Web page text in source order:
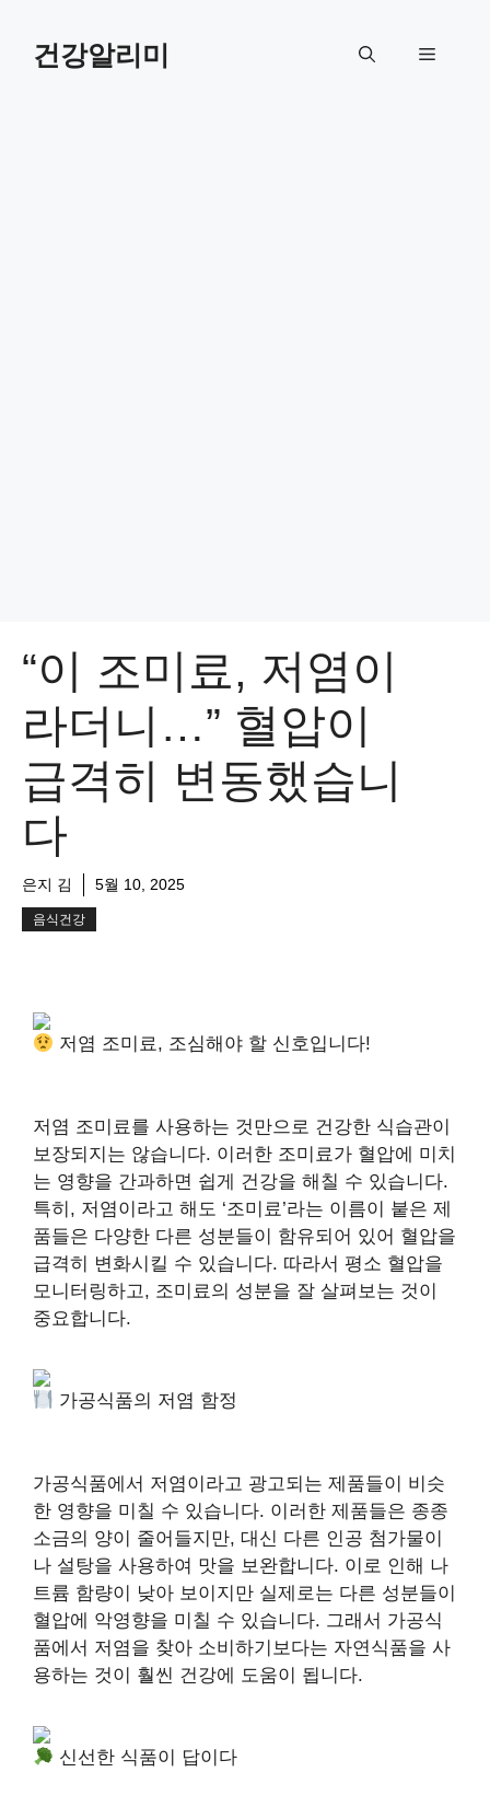
건강알리미 메
“이 조미료, 저염이
라더니…” 혈압이
급격히 변동했습니
다
은지 김 5월 10, 2025
음식건강
저염 조미료, 조심해야 할 신호입니다!
저염 조미료를 사용하는 것만으로 건강한 식습관이
보장되지는 않습니다. 이러한 조미료가 혈압에 미치
는 영향을 간과하면 쉽게 건강을 해칠 수 있습니다.
특히, 저염이라고 해도 ‘조미료’라는 이름이 붙은 제
품들은 다양한 다른 성분들이 함유되어 있어 혈압을
급격히 변화시킬 수 있습니다. 따라서 평소 혈압을
모니터링하고, 조미료의 성분을 잘 살펴보는 것이
중요합니다.
가공식품의 저염 함정
가공식품에서 저염이라고 광고되는 제품들이 비슷
한 영향을 미칠 수 있습니다. 이러한 제품들은 종종
소금의 양이 줄어들지만, 대신 다른 인공 첨가물이
나 설탕을 사용하여 맛을 보완합니다. 이로 인해 나
트륨 함량이 낮아 보이지만 실제로는 다른 성분들이
혈압에 악영향을 미칠 수 있습니다. 그래서 가공식
품에서 저염을 찾아 소비하기보다는 자연식품을 사
용하는 것이 훨씬 건강에 도움이 됩니다.
신선한 식품이 답이다